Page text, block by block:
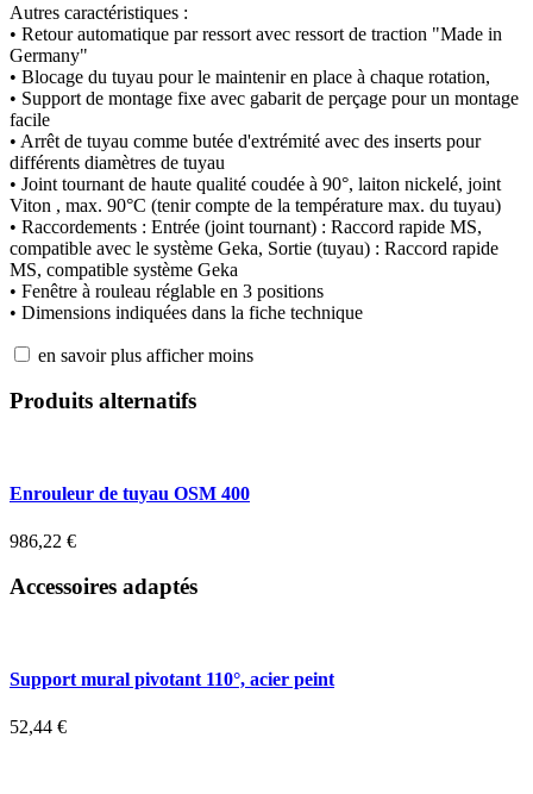
Autres caractéristiques :
• Retour automatique par ressort avec ressort de traction "Made in
Germany"
• Blocage du tuyau pour le maintenir en place à chaque rotation,
• Support de montage fixe avec gabarit de perçage pour un montage
facile
• Arrêt de tuyau comme butée d'extrémité avec des inserts pour
différents diamètres de tuyau
• Joint tournant de haute qualité coudée à 90°, laiton nickelé, joint
Viton , max. 90°C (tenir compte de la température max. du tuyau)
• Raccordements : Entrée (joint tournant) : Raccord rapide MS,
compatible avec le système Geka, Sortie (tuyau) : Raccord rapide
MS, compatible système Geka
• Fenêtre à rouleau réglable en 3 positions
• Dimensions indiquées dans la fiche technique
en savoir plus afficher moins
Produits alternatifs
Enrouleur de tuyau OSM 400
986,22 €
Accessoires adaptés
Support mural pivotant 110°, acier peint
52,44 €